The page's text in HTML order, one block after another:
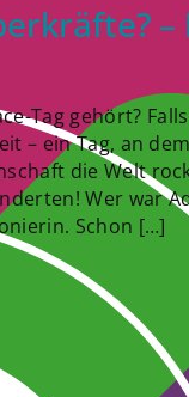
Tag gehört?
– ein Tag, an
die Welt
Wer war
Schon […]